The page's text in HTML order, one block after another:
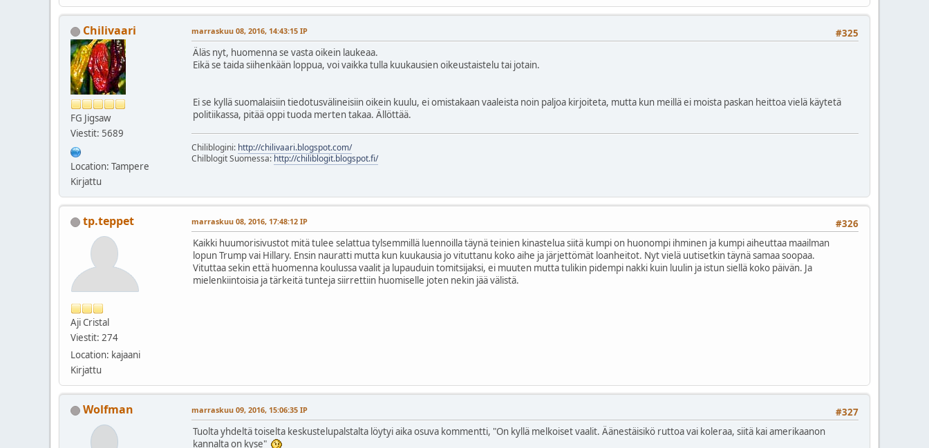
Chilivaari
FG Jigsaw
Viestit: 5689
Location: Tampere
Kirjattu
#325
marraskuu 08, 2016, 14:43:15 IP
Äläs nyt, huomenna se vasta oikein laukeaa.
Eikä se taida siihenkään loppua, voi vaikka tulla kuukausien oikeustaistelu tai jotain.
Ei se kyllä suomalaisiin tiedotusvälineisiin oikein kuulu, ei omistakaan vaaleista noin paljoa kirjoiteta, mutta kun meillä ei moista paskan heittoa vielä käytetä
politiikassa, pitää oppi tuoda merten takaa. Ällöttää.
Chiliblogini: http://chilivaari.blogspot.com/
Chilblogit Suomessa: http://chiliblogit.blogspot.fi/
tp.teppet
Aji Cristal
Viestit: 274
Location: kajaani
Kirjattu
#326
marraskuu 08, 2016, 17:48:12 IP
Kaikki huumorisivustot mitä tulee selattua tylsemmillä luennoilla täynä teinien kinastelua siitä kumpi on huonompi ihminen ja kumpi aiheuttaa maailman
lopun Trump vai Hillary. Ensin nauratti mutta kun kuukausia jo vituttanu koko aihe ja järjettömät loanheitot. Nyt vielä uutisetkin täynä samaa soopaa.
Vituttaa sekin että huomenna koulussa vaalit ja lupauduin tomitsijaksi, ei muuten mutta tulikin pidempi nakki kuin luulin ja istun siellä koko päivän. Ja
mielenkiintoisia ja tärkeitä tunteja siirrettiin huomiselle joten nekin jää välistä.
Wolfman #327
marraskuu 09, 2016, 15:06:35 IP
Tuolta yhdeltä toiselta keskustelupalstalta löytyi aika osuva kommentti, "On kyllä melkoiset vaalit. Äänestäisikö ruttoa vai koleraa, siitä kai amerikaanon
kannalta on kyse"